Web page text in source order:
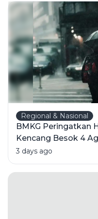
Regional & Nasional
BMKG Peringatkan
Kencang Besok 4
Wilayahnya
3 days ago